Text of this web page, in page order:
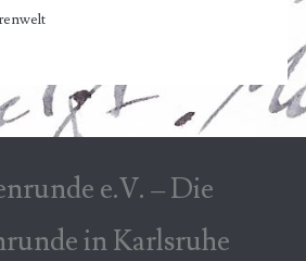
e.V. – Die
in Karlsruhe